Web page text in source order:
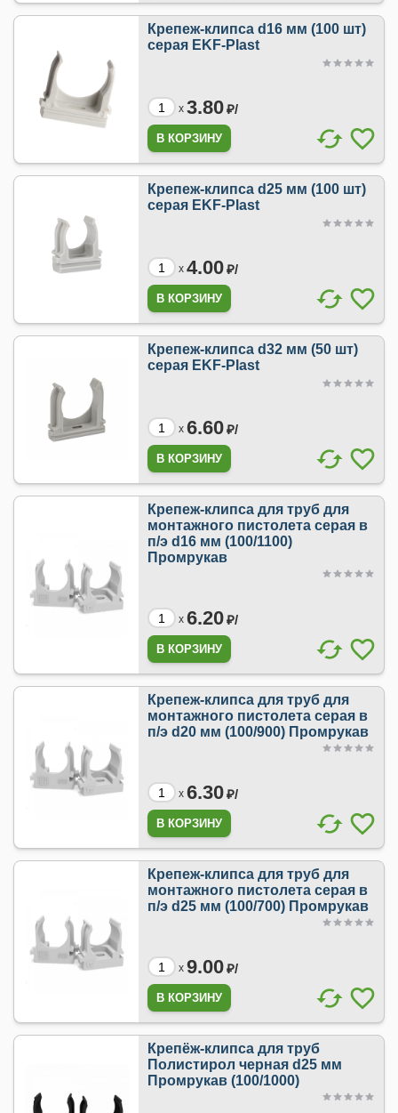
Крепеж-клипса d16 мм (100 шт)
серая EKF-Plast
x 3.80₽/
Крепеж-клипса d25 мм (100 шт)
серая EKF-Plast
x 4.00₽/
Крепеж-клипса d32 мм (50 шт)
серая EKF-Plast
x 6.60₽/
Крепеж-клипса для труб для
монтажного пистолета серая в
п/э d16 мм (100/1100)
Промрукав
x 6.20₽/
Крепеж-клипса для труб для
монтажного пистолета серая в
п/э d20 мм (100/900) Промрукав
x 6.30₽/
Крепеж-клипса для труб для
монтажного пистолета серая в
п/э d25 мм (100/700) Промрукав
x 9.00₽/
Крепёж-клипса для труб
Полистирол черная d25 мм
Промрукав (100/1000)